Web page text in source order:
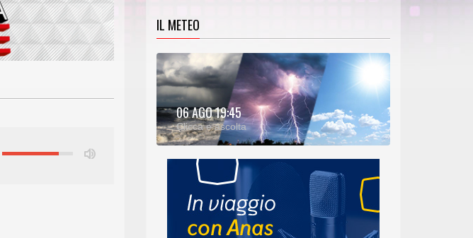
IL METEO
06 AGO 19:45
Clicca e ascolta
METEO:
00:00
00:27